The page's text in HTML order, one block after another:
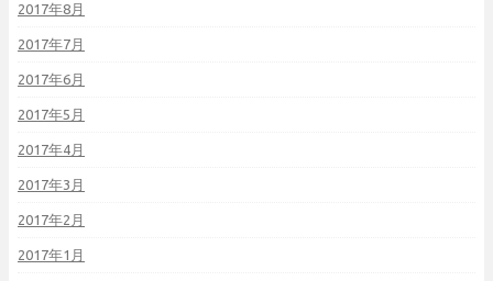
2017年8月
2017年7月
2017年6月
2017年5月
2017年4月
2017年3月
2017年2月
2017年1月